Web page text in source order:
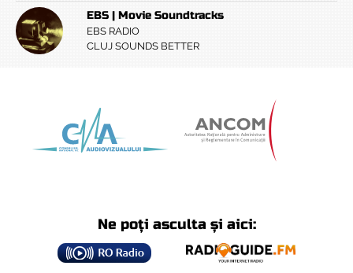
EBS | Movie Soundtracks
EBS RADIO
CLUJ SOUNDS BETTER
Ne poți asculta și aici: